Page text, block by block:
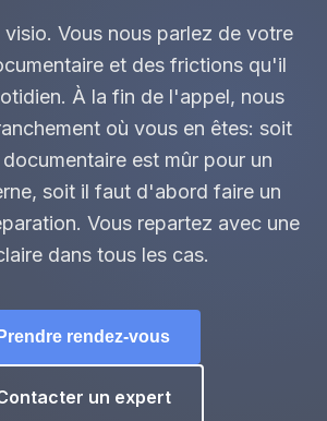
Vous nous parlez de votre
et des frictions qu'il
À la fin de l'appel, nous
où vous en êtes: soit
est mûr pour un
soit il faut d'abord faire un
Vous repartez avec une
dans tous les cas.
Prendre rendez-vous
un expert